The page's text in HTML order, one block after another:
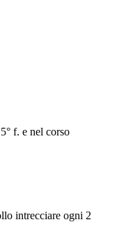
f. e nel corso
intrecciare ogni 2